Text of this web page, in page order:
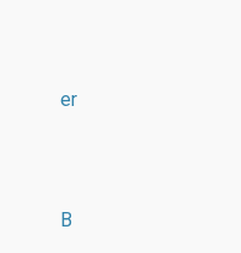
er
B